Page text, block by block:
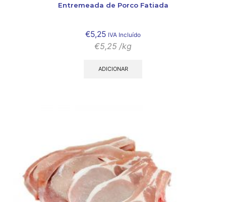
Entremeada de Porco Fatiada
€5,25 IVA Incluído
€5,25 /kg
ADICIONAR